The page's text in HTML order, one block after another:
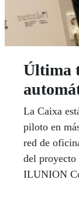
Última
La Caixa
piloto en
red de
del
ILUNION